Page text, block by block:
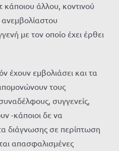
κάποιου άλλου, κοντινού
με τον οποίο έχει έρθει
έχουν εμβολιάσει και τα
τους
συγγενείς,
-κάποιοι δε να
διάγνωσης σε περίπτωση
απασφαλισμένες